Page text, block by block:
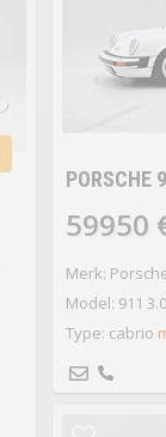
PORSCHE
59950
Merk:
Model: 911
Type: cabrio